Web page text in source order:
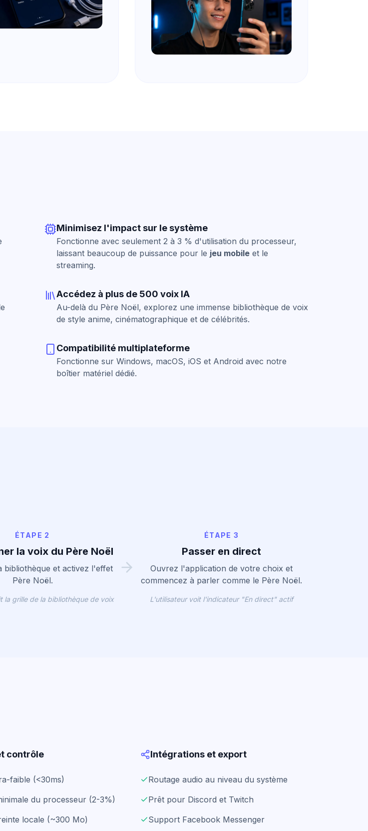
Minimisez l'impact sur le système
Fonctionne avec seulement 2 à 3 % d'utilisation du processeur,
laissant beaucoup de puissance pour le jeu mobile et le
streaming.
Accédez à plus de 500 voix IA
Au-delà du Père Noël, explorez une immense bibliothèque de voix
de style anime, cinématographique et de célébrités.
Compatibilité multiplateforme
Fonctionne sur Windows, macOS, iOS et Android avec notre
boîtier matériel dédié.
ÉTAPE 2
la voix du Père Noël
bibliothèque et activez l'effet
Père Noël.
la grille de la bibliothèque de voix
ÉTAPE 3
Passer en direct
Ouvrez l'application de votre choix et
commencez à parler comme le Père Noël.
L'utilisateur voit l'indicateur "En direct" actif
contrôle
faible (<30ms)
du processeur (2-3%)
locale (~300 Mo)
Intégrations et export
Routage audio au niveau du système
Prêt pour Discord et Twitch
Support Facebook Messenger